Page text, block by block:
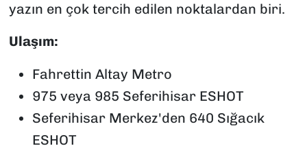
yazın en çok tercih edilen noktalardan biri.
Ulaşım:
Fahrettin Altay Metro
975 veya 985 Seferihisar ESHOT
Seferihisar Merkez'den 640 Sığacık
ESHOT